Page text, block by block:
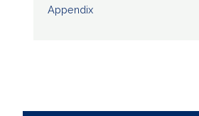
Appendix